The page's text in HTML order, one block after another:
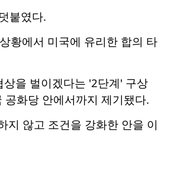
붙였다.
황에서 미국에 유리한 합의 타
을 벌이겠다는 '2단계' 구상
화당 안에서까지 제기됐다.
지 않고 조건을 강화한 안을 이